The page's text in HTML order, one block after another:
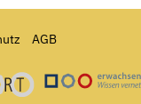
AGB
für